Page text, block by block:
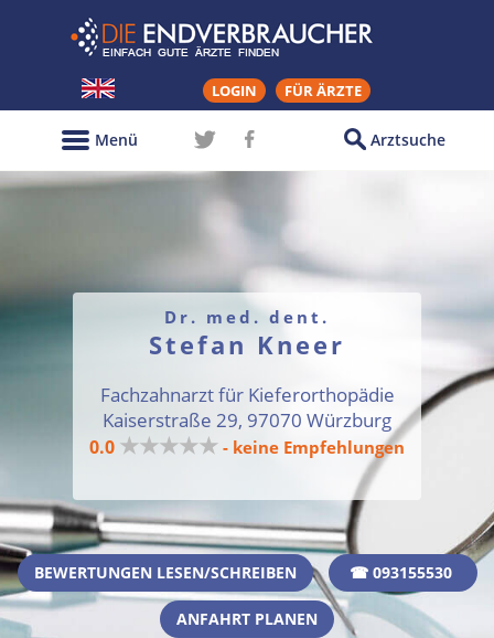
LOGIN FÜR ÄRZTE
Arztsuche
Menü
Dr. med. dent.
Stefan Kneer
Fachzahnarzt für Kieferorthopädie
Kaiserstraße 29, 97070 Würzburg
0.0 ★★★★★ - keine Empfehlungen
BEWERTUNGEN LESEN/SCHREIBEN ☎ 093155530
ANFAHRT PLANEN